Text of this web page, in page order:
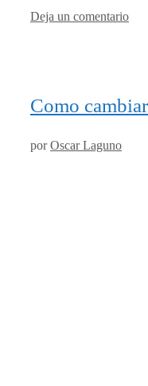
Deja un comentario
Como
porOscar Laguno